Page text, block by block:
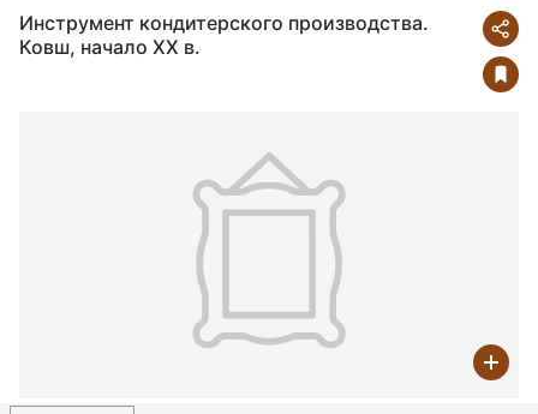
Инструмент кондитерского производства.
Ковш, начало ХХ в.